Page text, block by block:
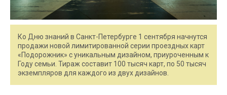
Ко Дню знаний в Санкт-Петербурге 1 сентября начнутся
продажи новой лимитированной серии проездных карт
«Подорожник» с уникальным дизайном, приуроченным к
Году семьи. Тираж составит 100 тысяч карт, по 50 тысяч
экземпляров для каждого из двух дизайнов.